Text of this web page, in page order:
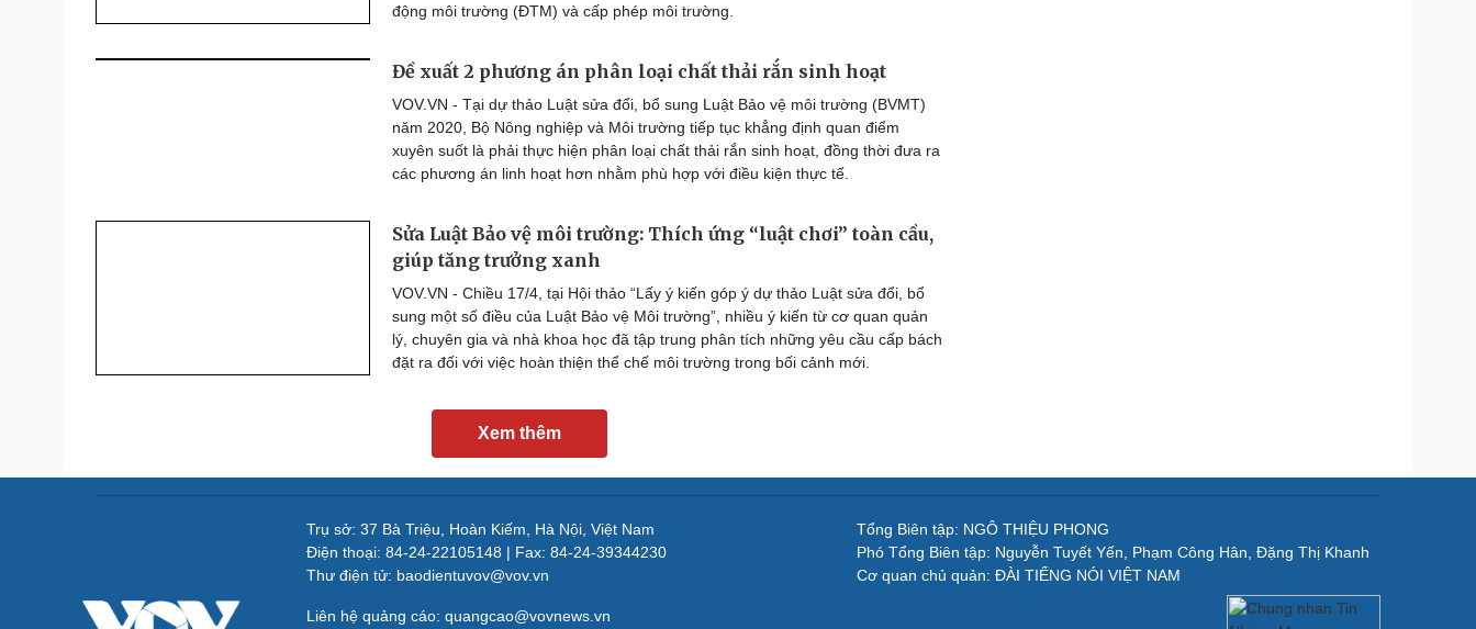
động môi trường (ĐTM) và cấp phép môi trường.
Đề xuất 2 phương án phân loại chất thải rắn sinh hoạt
VOV.VN - Tại dự thảo Luật sửa đổi, bổ sung Luật Bảo vệ môi trường (BVMT)
năm 2020, Bộ Nông nghiệp và Môi trường tiếp tục khẳng định quan điểm
xuyên suốt là phải thực hiện phân loại chất thải rắn sinh hoạt, đồng thời đưa ra
các phương án linh hoạt hơn nhằm phù hợp với điều kiện thực tế.
Sửa Luật Bảo vệ môi trường: Thích ứng “luật chơi” toàn cầu,
giúp tăng trưởng xanh
VOV.VN - Chiều 17/4, tại Hội thảo “Lấy ý kiến góp ý dự thảo Luật sửa đổi, bổ
sung một số điều của Luật Bảo vệ Môi trường”, nhiều ý kiến từ cơ quan quản
lý, chuyên gia và nhà khoa học đã tập trung phân tích những yêu cầu cấp bách
đặt ra đối với việc hoàn thiện thể chế môi trường trong bối cảnh mới.
Xem thêm
Trụ sở: 37 Bà Triệu, Hoàn Kiếm, Hà Nội, Việt Nam
Điện thoại: 84-24-22105148 | Fax: 84-24-39344230
Thư điện tử: baodientuvov@vov.vn
Liên hệ quảng cáo: quangcao@vovnews.vn
Tổng Biên tập: NGÔ THIỆU PHONG
Phó Tổng Biên tập: Nguyễn Tuyết Yến, Phạm Công Hân, Đặng Thị Khanh
Cơ quan chủ quản: ĐÀI TIẾNG NÓI VIỆT NAM